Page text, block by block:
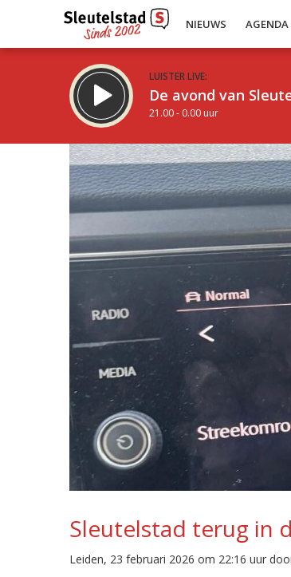
NIEUWS AGENDA
LUISTER LIVE:
De avond van
21.00 - 0.00 uur
Sleutelstad terug in
Leiden, 23 februari 2026 om 22:16 uur